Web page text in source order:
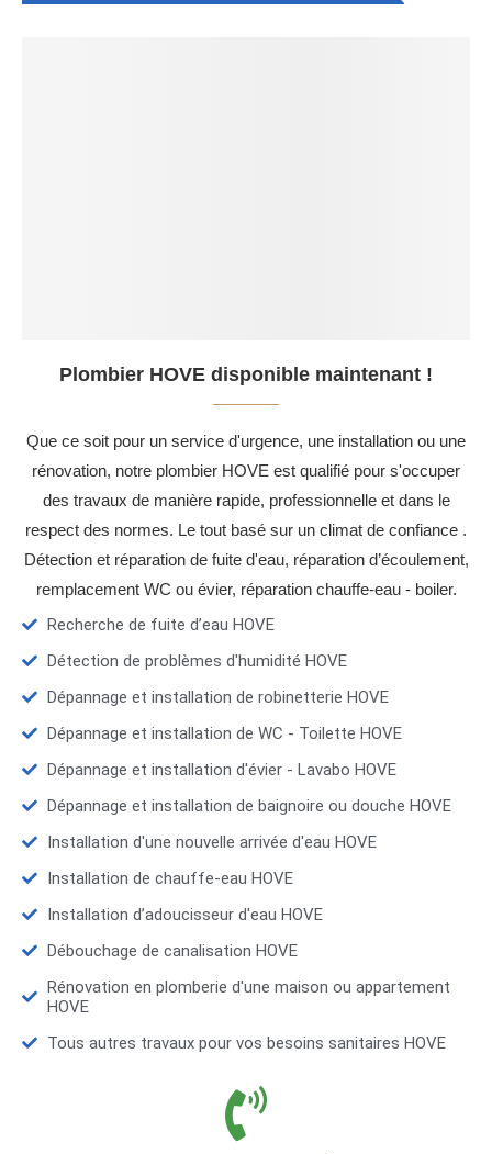
Plombier HOVE disponible maintenant !
Que ce soit pour un service d'urgence, une installation ou une
rénovation, notre plombier HOVE est qualifié pour s'occuper
des travaux de manière rapide, professionnelle et dans le
respect des normes. Le tout basé sur un climat de confiance .
Détection et réparation de fuite d'eau, réparation d’écoulement,
remplacement WC ou évier, réparation chauffe-eau - boiler.
Recherche de fuite d’eau HOVE
Détection de problèmes d'humidité HOVE
Dépannage et installation de robinetterie HOVE
Dépannage et installation de WC - Toilette HOVE
Dépannage et installation d'évier - Lavabo HOVE
Dépannage et installation de baignoire ou douche HOVE
Installation d'une nouvelle arrivée d'eau HOVE
Installation de chauffe-eau HOVE
Installation d’adoucisseur d'eau HOVE
Débouchage de canalisation HOVE
Rénovation en plomberie d'une maison ou appartement
HOVE
Tous autres travaux pour vos besoins sanitaires HOVE